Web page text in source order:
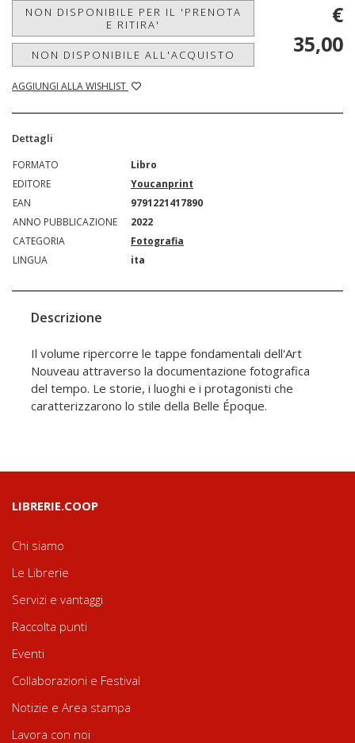
NON DISPONIBILE PER IL 'PRENOTA
E RITIRA'
NON DISPONIBILE ALL'ACQUISTO
AGGIUNGI ALLA WISHLIST
€
35,00
Dettagli
FORMATO
Libro
EDITORE
Youcanprint
EAN
9791221417890
ANNO PUBBLICAZIONE
2022
CATEGORIA
Fotografia
LINGUA
ita
Descrizione
Il volume ripercorre le tappe fondamentali dell'Art
Nouveau attraverso la documentazione fotografica
del tempo. Le storie, i luoghi e i protagonisti che
caratterizzarono lo stile della Belle Époque.
LIBRERIE.COOP
Chi siamo
Le Librerie
Servizi e vantaggi
Raccolta punti
Eventi
Collaborazioni e Festival
Notizie e Area stampa
Lavora con noi